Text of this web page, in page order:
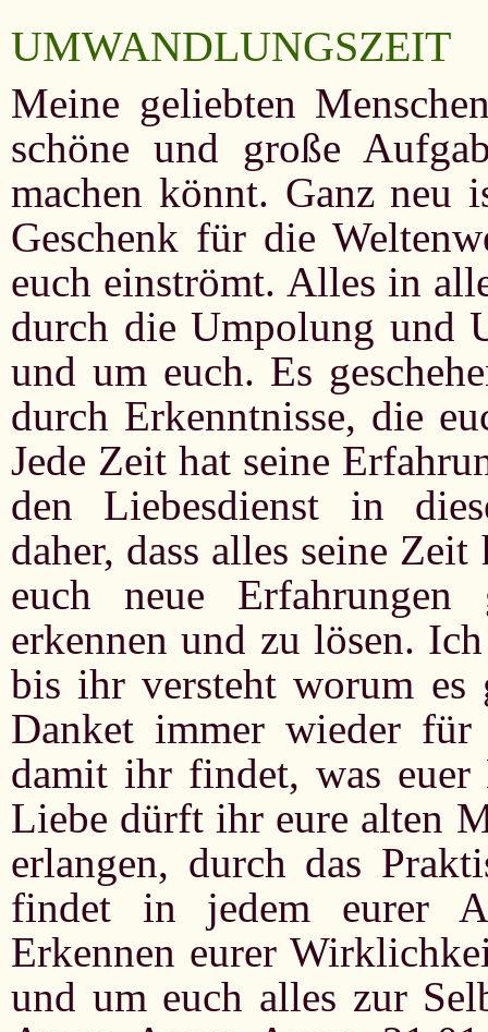
UMWANDLUNGSZEIT
Meine geliebten
schöne und große
machen könnt. Ganz neu
Geschenk für die
euch einströmt. Alles in
durch die Umpolung und
und um euch. Es
durch Erkenntnisse, die
Jede Zeit hat seine
den Liebesdienst in
daher, dass alles seine
euch neue
erkennen und zu lösen.
bis ihr versteht worum es
Danket immer wieder
damit ihr findet, was
Liebe dürft ihr eure alten
erlangen, durch das
findet in jedem eurer
Erkennen eurer
und um euch alles zur